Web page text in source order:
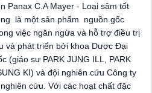
Panax C.A Mayer - Loại sâm tốt
là một sản phẩm nguồn gốc
việc ngăn ngừa và hỗ trợ điều trị
và phát triển bởi khoa Dược Đại
(giáo sư PARK JUNG ILL, PARK
KI) và đội nghiên cứu Công ty
cứu. Với các hoạt chất đặc